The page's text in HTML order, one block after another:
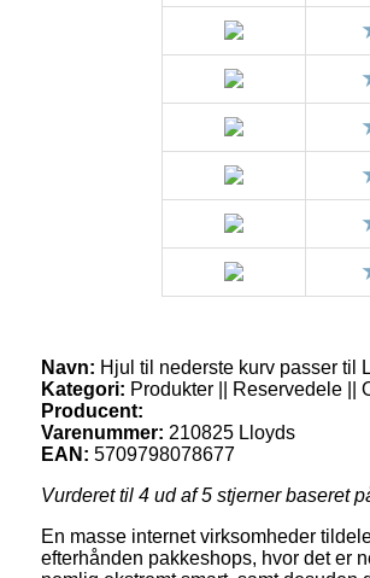
Navn: Hjul til nederste kurv passer til
Kategori: Produkter || Reservedele ||
Producent:
Varenummer: 210825 Lloyds
EAN: 5709798078677
Vurderet til 4 ud af 5 stjerner baseret
En masse internet virksomheder
efterhånden pakkeshops, hvor det er